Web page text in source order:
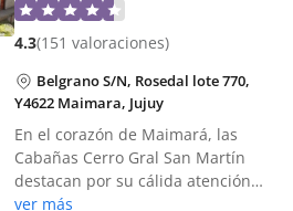
4.3(151 valoraciones)
Belgrano S/N, Rosedal lote 770,
Y4622 Maimara, Jujuy
En el corazón de Maimará, las
Cabañas Cerro Gral San Martín
destacan por su cálida atención…
ver más